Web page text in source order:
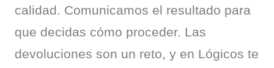
calidad. Comunicamos el resultado para
que decidas cómo proceder. Las
devoluciones son un reto, y en Lógicos te